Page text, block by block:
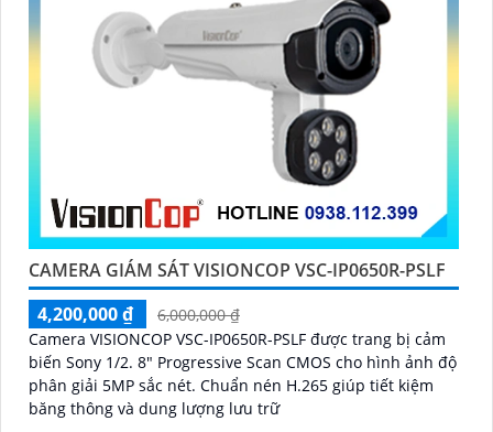
CAMERA GIÁM SÁT VISIONCOP VSC-IP0650R-PSLF
4,200,000 ₫
6,000,000 ₫
Camera VISIONCOP VSC-IP0650R-PSLF được trang bị cảm
biến Sony 1/2. 8" Progressive Scan CMOS cho hình ảnh độ
phân giải 5MP sắc nét. Chuẩn nén H.265 giúp tiết kiệm
băng thông và dung lượng lưu trữ